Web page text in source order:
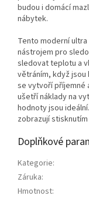
budou i domácí
nábytek.
Tento moderní
nástrojem pro
sledovat teplotu a
větráním, když jsou
se vytvoří příjemné
ušetří náklady na
hodnoty jsou
zobrazují
Doplňkové
Kategorie:
Záruka:
Hmotnost: